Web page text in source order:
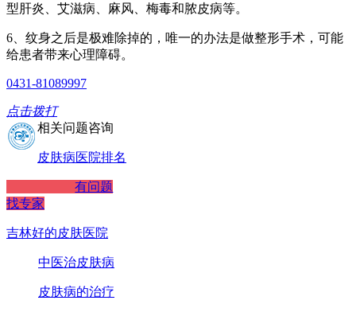
型肝炎、艾滋病、麻风、梅毒和脓皮病等。
6、纹身之后是极难除掉的，唯一的办法是做整形手术，可能
给患者带来心理障碍。
0431-81089997
点击拨打
相关问题咨询
皮肤病医院排名
有问题
找专家
吉林好的皮肤医院
中医治皮肤病
皮肤病的治疗